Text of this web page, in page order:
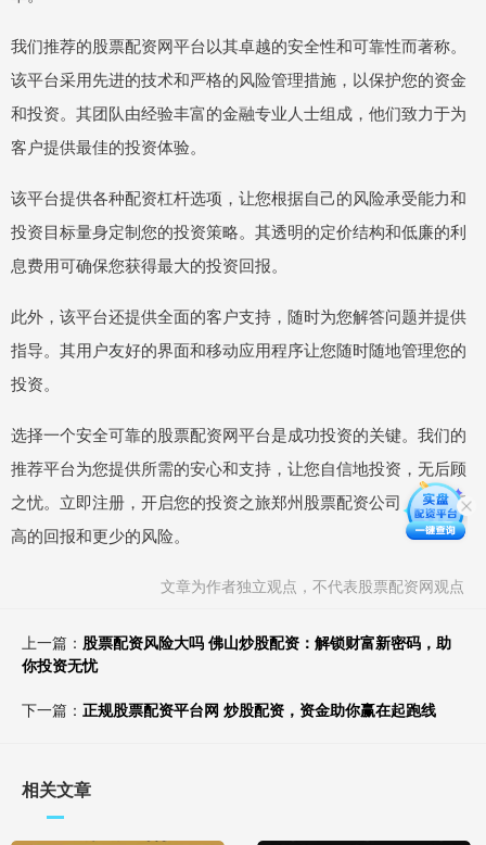
我们推荐的股票配资网平台以其卓越的安全性和可靠性而著称。
该平台采用先进的技术和严格的风险管理措施，以保护您的资金
和投资。其团队由经验丰富的金融专业人士组成，他们致力于为
客户提供最佳的投资体验。
该平台提供各种配资杠杆选项，让您根据自己的风险承受能力和
投资目标量身定制您的投资策略。其透明的定价结构和低廉的利
息费用可确保您获得最大的投资回报。
此外，该平台还提供全面的客户支持，随时为您解答问题并提供
指导。其用户友好的界面和移动应用程序让您随时随地管理您的
投资。
选择一个安全可靠的股票配资网平台是成功投资的关键。我们的
推荐平台为您提供所需的安心和支持，让您自信地投资，无后顾
之忧。立即注册，开启您的投资之旅郑州股票配资公司，享受更
高的回报和更少的风险。
文章为作者独立观点，不代表股票配资网观点
上一篇： 股票配资风险大吗 佛山炒股配资：解锁财富新密码，助
你投资无忧
下一篇： 正规股票配资平台网 炒股配资，资金助你赢在起跑线
相关文章